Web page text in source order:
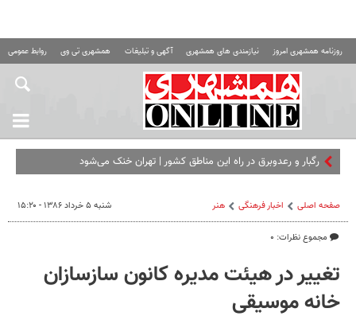
روزنامه همشهری امروز نیازمندی های همشهری آگهی و تبلیغات همشهری تی وی روابط عمومی
صفحه اصلی اخبار فرهنگی هنر
مجموع نظرات: ۰
شنبه ۵ خرداد ۱۳۸۶ - ۱۵:۲۰
تغییر در هیئت مدیره کانون سازسازان
خانه موسیقی